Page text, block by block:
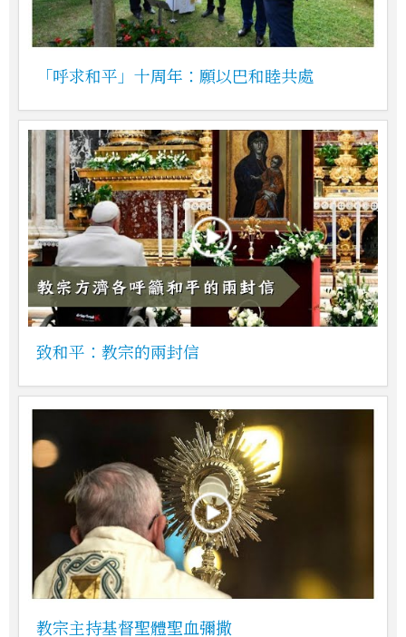
「呼求和平」十周年：願以巴和睦共處
致和平：教宗的兩封信
教宗主持基督聖體聖血彌撒